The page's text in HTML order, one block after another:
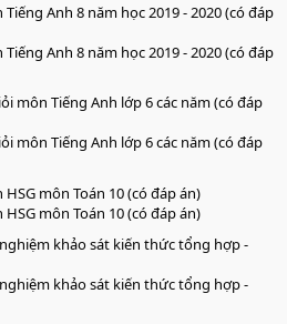
Anh 8 năm học 2019 - 2020 (có đáp
Anh 8 năm học 2019 - 2020 (có đáp
môn Tiếng Anh lớp 6 các năm (có đáp
môn Tiếng Anh lớp 6 các năm (có đáp
môn Toán 10 (có đáp án)
môn Toán 10 (có đáp án)
khảo sát kiến thức tổng hợp -
khảo sát kiến thức tổng hợp -